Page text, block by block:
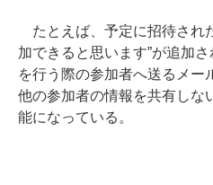
たとえば、予定に招待され
加できると思います”が追加
を行う際の参加者へ送るメー
他の参加者の情報を共有しな
能になっている。